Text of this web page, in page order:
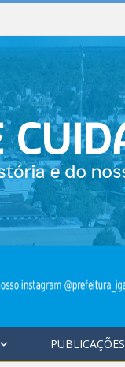
PUBLICAÇÕES